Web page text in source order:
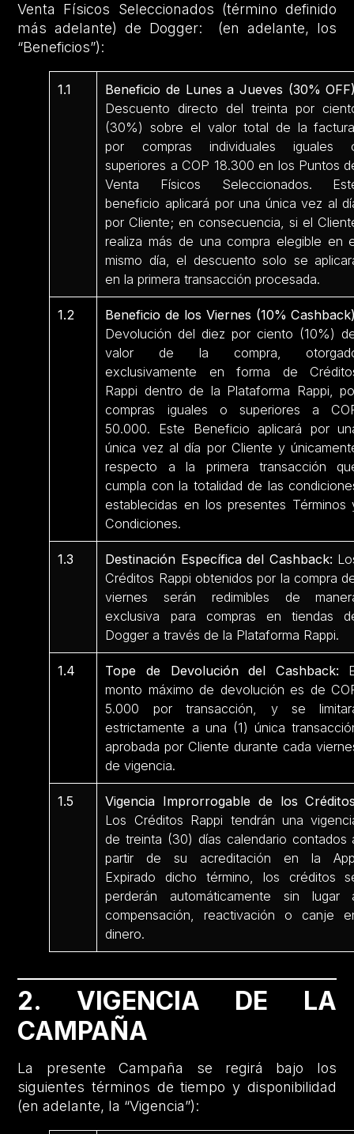
Venta Físicos Seleccionados (término definido
más adelante) de Dogger: (en adelante, los
“Beneficios”):
1.1
Beneficio de Lunes a Jueves (30%
Descuento directo del treinta por
(30%) sobre el valor total de la
por compras individuales iguales
superiores a COP 18.300 en los Puntos
Venta Físicos Seleccionados.
beneficio aplicará por una única vez al
por Cliente; en consecuencia, si el
realiza más de una compra elegible en
mismo día, el descuento solo se
en la primera transacción procesada.
1.2
Beneficio de los Viernes (10%
Devolución del diez por ciento (10%)
valor de la compra,
exclusivamente en forma de
Rappi dentro de la Plataforma Rappi,
compras iguales o superiores a
50.000. Este Beneficio aplicará por
única vez al día por Cliente y
respecto a la primera transacción
cumpla con la totalidad de las
establecidas en los presentes Términos
Condiciones.
1.3 Destinación Específica del Cashback:
Créditos Rappi obtenidos por la compra
viernes serán redimibles de
exclusiva para compras en tiendas
Dogger a través de la Plataforma Rappi.
1.4 Tope de Devolución del Cashback:
monto máximo de devolución es de
5.000 por transacción, y se
estrictamente a una (1) única
aprobada por Cliente durante cada
de vigencia.
1.5
Vigencia Improrrogable de los
Los Créditos Rappi tendrán una
de treinta (30) días calendario contados
partir de su acreditación en la
Expirado dicho término, los créditos
perderán automáticamente sin lugar
compensación, reactivación o canje
dinero.
2. VIGENCIA DE LA
CAMPAÑA
La presente Campaña se regirá bajo los
siguientes términos de tiempo y disponibilidad
(en adelante, la “Vigencia”):